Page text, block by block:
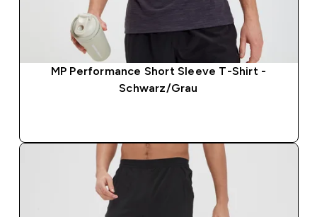
MP Performance Short Sleeve T-Shirt -
Schwarz/Grau